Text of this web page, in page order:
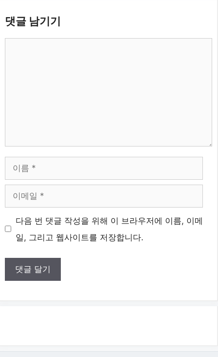
댓글 남기기
름
메
일 다음 번 댓글 작성을 위해 이 브라우저에 이름, 이메
일, 그리고 웹사이트를 저장합니다.